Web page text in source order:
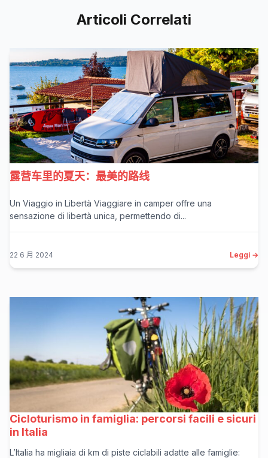
Articoli Correlati
露营车里的夏天：最美的路线
Un Viaggio in Libertà Viaggiare in camper offre una
sensazione di libertà unica, permettendo di...
22 6 月 2024 Leggi →
Cicloturismo in famiglia: percorsi facili e sicuri
in Italia
L’Italia ha migliaia di km di piste ciclabili adatte alle famiglie: